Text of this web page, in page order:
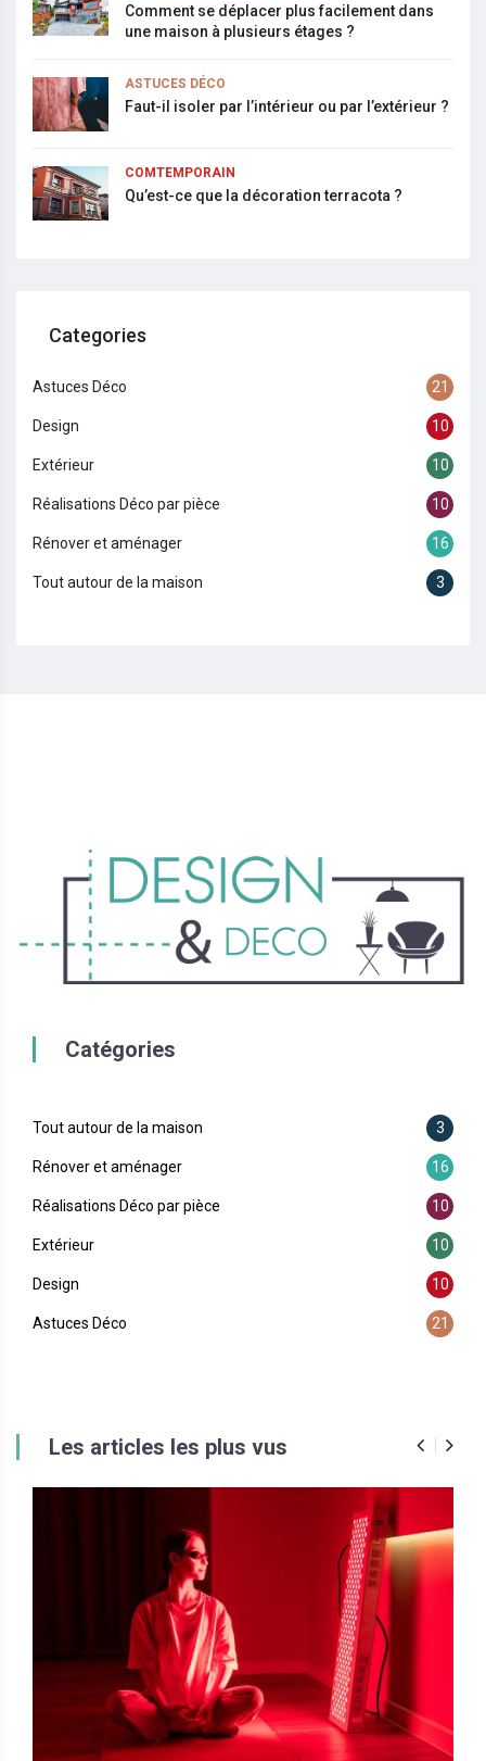
Comment se déplacer plus facilement dans
une maison à plusieurs étages ?
ASTUCES DÉCO
Faut-il isoler par l’intérieur ou par l’extérieur ?
COMTEMPORAIN
Qu’est-ce que la décoration terracota ?
Categories
Astuces Déco 21
Design 10
Extérieur 10
Réalisations Déco par pièce 10
Rénover et aménager 16
Tout autour de la maison 3
Catégories
Tout autour de la maison 3
Rénover et aménager 16
Réalisations Déco par pièce 10
Extérieur 10
Design 10
Astuces Déco 21
Les articles les plus vus